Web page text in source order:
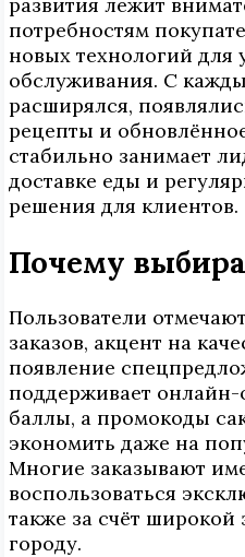
развития лежит
потребностям
новых технологий для
обслуживания. С
расширялся,
рецепты и
стабильно занимает
доставке еды и
решения для клиентов.
Почему
Пользователи
заказов, акцент на
появление
поддерживает онлайн-
баллы, а промокоды
экономить даже на
Многие заказывают
воспользоваться
также за счёт широкой
городу.